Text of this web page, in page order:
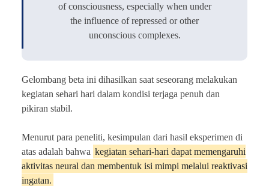
of consciousness, especially when under
the influence of repressed or other
unconscious complexes.
Gelombang beta ini dihasilkan saat seseorang melakukan
kegiatan sehari hari dalam kondisi terjaga penuh dan
pikiran stabil.
Menurut para peneliti, kesimpulan dari hasil eksperimen di
atas adalah bahwa kegiatan sehari-hari dapat memengaruhi
aktivitas neural dan membentuk isi mimpi melalui reaktivasi
ingatan.